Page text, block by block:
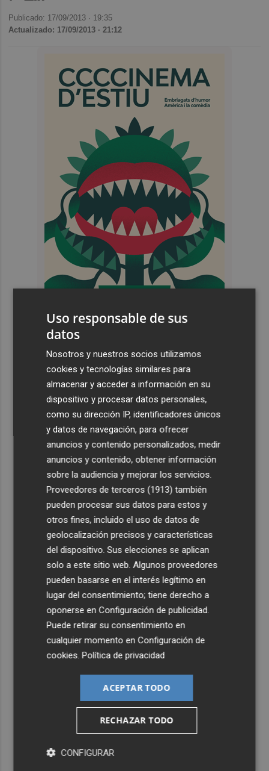
Últimas Noticias
Aemet prevé peligro de incendios "muy alto" o
"extremo" en la mayor parte de la Península y Baleares
La Biblioteca Valenciana conmemora el 750 aniversario
del legado de Jaume I
Publicado: 17/09/2013 · 19:35
Actualizado: 17/09/2013 · 21:12
Uso responsable de sus
datos
Nosotros y nuestros socios utilizamos
cookies y tecnologías similares para
almacenar y acceder a información en su
dispositivo y procesar datos personales,
como su dirección IP, identificadores únicos
y datos de navegación, para ofrecer
anuncios y contenido personalizados, medir
anuncios y contenido, obtener información
sobre la audiencia y mejorar los servicios.
Proveedores de terceros (1913) también
pueden procesar sus datos para estos y
otros fines, incluido el uso de datos de
geolocalización precisos y características
del dispositivo. Sus elecciones se aplican
solo a este sitio web. Algunos proveedores
pueden basarse en el interés legítimo en
lugar del consentimiento; tiene derecho a
oponerse enConfiguración de publicidad
Puede retirar su consentimiento en
cualquier momento enConfiguración de
cookies .Política de privacidad
ACEPTAR TODO
RECHAZAR TODO
CONFIGURAR